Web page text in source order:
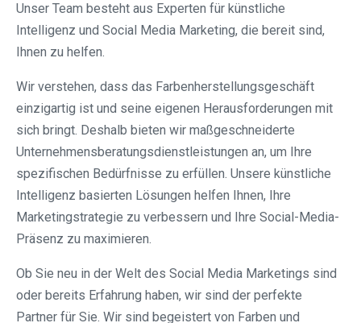
Unser Team besteht aus Experten für künstliche
Intelligenz und Social Media Marketing, die bereit sind,
Ihnen zu helfen.
Wir verstehen, dass das Farbenherstellungsgeschäft
einzigartig ist und seine eigenen Herausforderungen mit
sich bringt. Deshalb bieten wir maßgeschneiderte
Unternehmensberatungsdienstleistungen an, um Ihre
spezifischen Bedürfnisse zu erfüllen. Unsere künstliche
Intelligenz basierten Lösungen helfen Ihnen, Ihre
Marketingstrategie zu verbessern und Ihre Social-Media-
Präsenz zu maximieren.
Ob Sie neu in der Welt des Social Media Marketings sind
oder bereits Erfahrung haben, wir sind der perfekte
Partner für Sie. Wir sind begeistert von Farben und